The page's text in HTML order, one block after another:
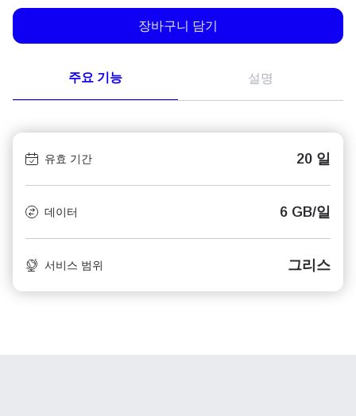
장바구니 담기
주요 기능 설명
유효 기간 20 일
데이터 6 GB/일
서비스 범위 그리스